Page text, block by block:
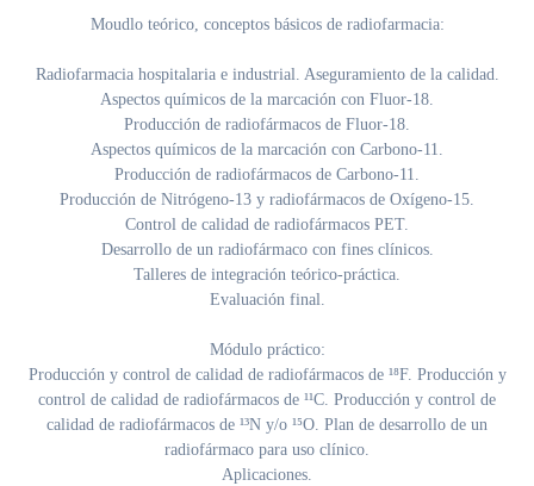
Moudlo teórico, conceptos básicos de radiofarmacia:
Radiofarmacia hospitalaria e industrial. Aseguramiento de la calidad.
Aspectos químicos de la marcación con Fluor-18.
Producción de radiofármacos de Fluor-18.
Aspectos químicos de la marcación con Carbono-11.
Producción de radiofármacos de Carbono-11.
Producción de Nitrógeno-13 y radiofármacos de Oxígeno-15.
Control de calidad de radiofármacos PET.
Desarrollo de un radiofármaco con fines clínicos.
Talleres de integración teórico-práctica.
Evaluación final.
Módulo práctico:
Producción y control de calidad de radiofármacos de ¹⁸F. Producción y
control de calidad de radiofármacos de ¹¹C. Producción y control de
calidad de radiofármacos de ¹³N y/o ¹⁵O. Plan de desarrollo de un
radiofármaco para uso clínico.
Aplicaciones.